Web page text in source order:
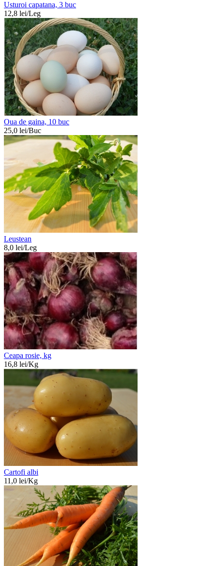
Usturoi capatana, 3 buc
12,8 lei/Leg
Oua de gaina, 10 buc
25,0 lei/Buc
Leustean
8,0 lei/Leg
Ceapa rosie, kg
16,8 lei/Kg
Cartofi albi
11,0 lei/Kg